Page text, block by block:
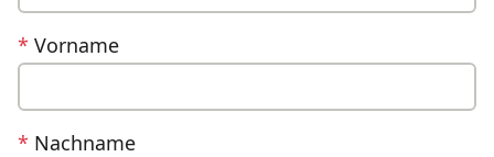
* Vorname
* Nachname